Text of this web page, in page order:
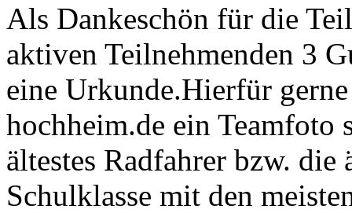
Als Dankeschön für die
aktiven Teilnehmenden 3
eine Urkunde.Hierfür
hochheim.de ein Teamfoto
ältestes Radfahrer bzw.
Schulklasse mit den